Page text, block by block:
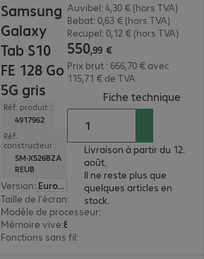
Samsung
Galaxy
Tab S10
FE 128 Go
5G gris
Réf. produit :
4917962
Réf.
constructeur :
SM-X526BZA
REUB
Version:
Europe
Taille de l'écran: 27,7 cm (10,9")
Modèle de processeur:
Mémoire vive:
Fonctions sans fil:
Auvibel: 4,30 € (hors TVA)
Bebat: 0,63 € (hors TVA)
Recupel: 0,12 € (hors TVA)
550,99 €
Prix brut : 666,70 € avec
115,71 € de TVA
Fiche technique
Livraison à partir du 12.
août.
Il ne reste plus que
quelques articles en
stock.